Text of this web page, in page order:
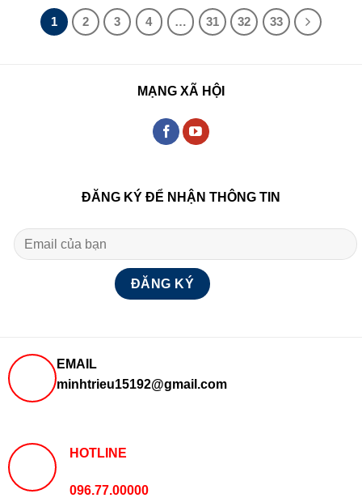
1 2 3 4 … 31 32 33
MẠNG XÃ HỘI
ĐĂNG KÝ ĐỂ NHẬN THÔNG TIN
EMAIL
minhtrieu15192@gmail.com
HOTLINE
096.77.00000